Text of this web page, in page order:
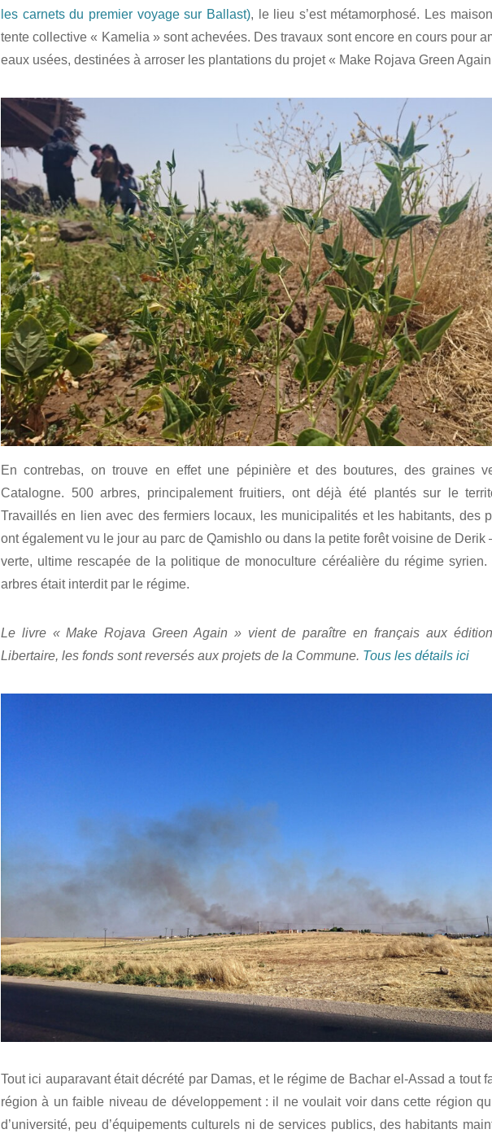
les carnets du premier voyage sur Ballast), le lieu s’est métamorphosé. Les
tente collective « Kamelia » sont achevées. Des travaux sont encore en cours pour
eaux usées, destinées à arroser les plantations du projet « Make Rojava Green
En contrebas, on trouve en effet une pépinière et des boutures, des graines
Catalogne. 500 arbres, principalement fruitiers, ont déjà été plantés sur le
Travaillés en lien avec des fermiers locaux, les municipalités et les habitants, des
ont également vu le jour au parc de Qamishlo ou dans la petite forêt voisine de Derik
verte, ultime rescapée de la politique de monoculture céréalière du régime
arbres était interdit par le régime.
Le livre « Make Rojava Green Again » vient de paraître en français aux
Libertaire, les fonds sont reversés aux projets de la Commune. Tous les détails ici
Tout ici auparavant était décrété par Damas, et le régime de Bachar el-Assad a tout
région à un faible niveau de développement : il ne voulait voir dans cette région
d’université, peu d’équipements culturels ni de services publics, des habitants